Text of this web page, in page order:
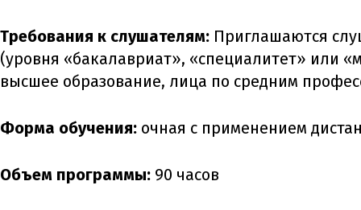
Требования к слушателям: Приглашаются
(уровня «бакалавриат», «специалитет» или
высшее образование, лица по средним
Форма обучения: очная с применением
Объем программы: 90 часов